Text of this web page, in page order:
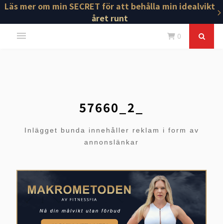
Läs mer om min SECRET för att behålla min idealvikt
året runt
0
57660_2_
Inlägget bunda innehåller reklam i form av
annonslänkar